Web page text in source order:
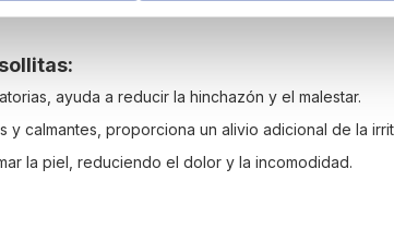
una buena higiene y prevenirinfecciones
ayuda a reducir la hinchazón y el malestar.
calmantes, proporciona un alivio adicional de la
la piel, reduciendo el dolor y la incomodidad.